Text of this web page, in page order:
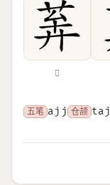
𦯨
五笔 ajj 仓颉 taj